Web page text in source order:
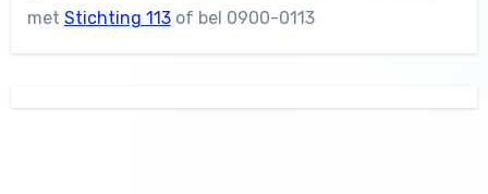
met Stichting 113of bel 0900-0113